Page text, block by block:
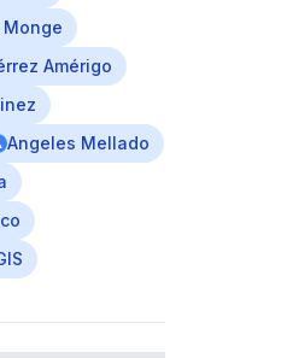
Amérigo
Angeles Mellado